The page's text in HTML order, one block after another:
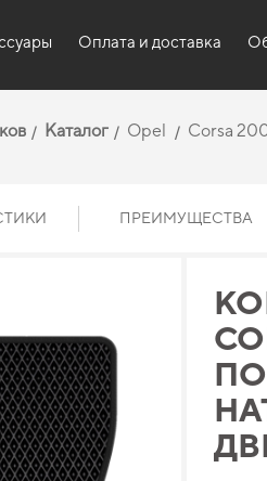
Оплата и доставка
Каталог Opel Corsa
ПРЕИМУЩЕСТВА